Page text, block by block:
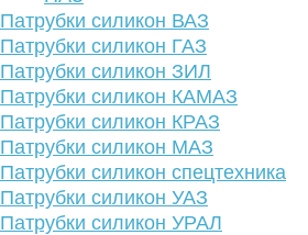
Патрубки силикон ВАЗ
Патрубки силикон ГАЗ
Патрубки силикон ЗИЛ
Патрубки силикон КАМАЗ
Патрубки силикон КРАЗ
Патрубки силикон МАЗ
Патрубки силикон спецтехника
Патрубки силикон УАЗ
Патрубки силикон УРАЛ